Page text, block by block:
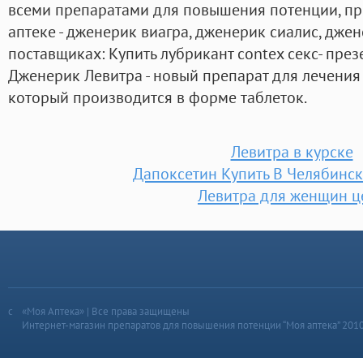
всеми препаратами для повышения потенции,
аптеке - дженерик виагра, дженерик сиалис,
поставщиках: Купить лубрикант contex секс-
Дженерик Левитра - новый препарат для
который производится в форме таблеток.
Левитра в курске
Дапоксетин Купить В
Левитра для женщин
«Моя Аптека» | Все права защищены
Интернет-магазин препаратов для повышения потенции “Моя аптека”